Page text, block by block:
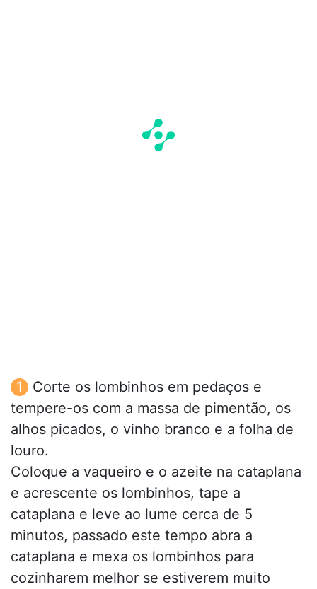
Corte os lombinhos em pedaços e
tempere-os com a massa de pimentão, os
alhos picados, o vinho branco e a folha de
louro.
Coloque a vaqueiro e o azeite na cataplana
e acrescente os lombinhos, tape a
cataplana e leve ao lume cerca de 5
minutos, passado este tempo abra a
cataplana e mexa os lombinhos para
cozinharem melhor se estiverem muito